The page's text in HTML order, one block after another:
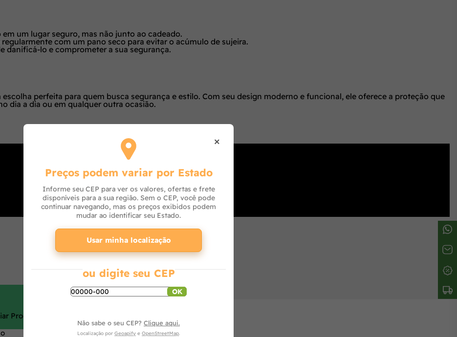
um lugar seguro, mas não junto ao cadeado.
com um pano seco para evitar o acúmulo de sujeira.
danificá-lo e comprometer a sua segurança.
escolha perfeita para quem busca segurança e estilo. Com seu design moderno e funcional, ele oferece a proteção que
dia a dia ou em qualquer outra ocasião.
Produto.
×
Preços podem variar por Estado
Informe seu CEP para ver os valores, ofertas e frete
disponíveis para a sua região. Sem o CEP, você pode
continuar navegando, mas os preços exibidos podem
mudar ao identificar seu Estado.
Usar minha localização
ou digite seu CEP
OK
Não sabe o seu CEP? Clique aqui.
Localização por Geoapify e OpenStreetMap.